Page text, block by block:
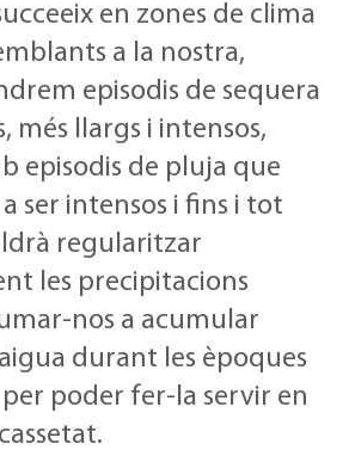
en zones de clima
a la nostra,
episodis de sequera
més llargs i intensos,
episodis de pluja que
ser intensos i fins i tot
regularitzar
les precipitacions
nos a acumular
durant les èpoques
poder fer-la servir en